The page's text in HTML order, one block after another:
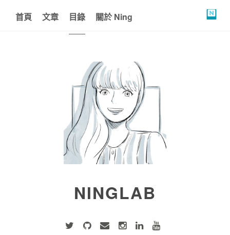
NINGLAB
首頁 文章 目錄 關於 Ning